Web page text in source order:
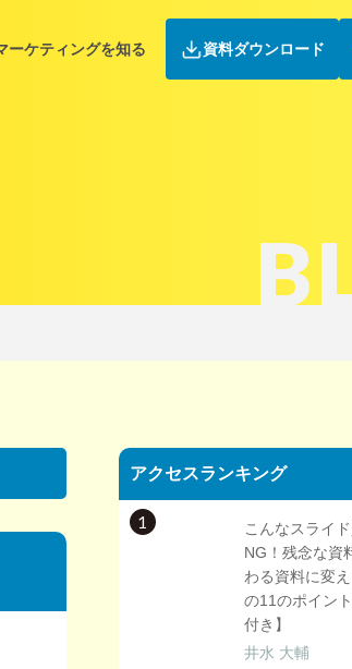
ーケティングを知る 資料ダウンロード
アクセスランキング
1
こんなスライ
NG！残念な資
わる資料に変
の11のポイン
付き】
井水 大輔